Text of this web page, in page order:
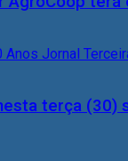
terça (30)